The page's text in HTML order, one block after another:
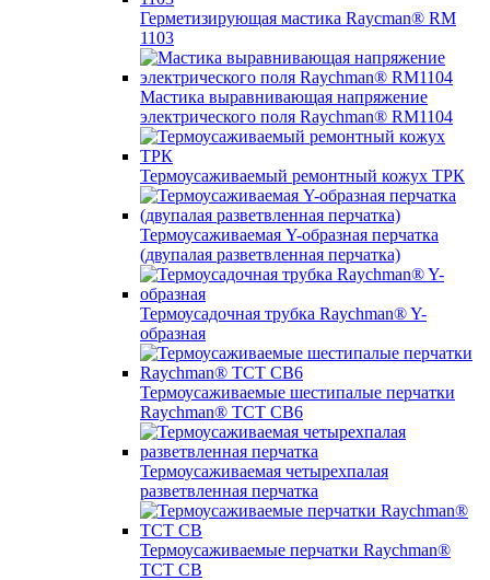
Герметизирующая мастика Raycman® RM
1103
Мастика выравнивающая напряжение
электрического поля Raychman® RM1104
Термоусаживаемый ремонтный кожух ТРК
Термоусаживаемая Y-образная перчатка
(двупалая разветвленная перчатка)
Термоусадочная трубка Raychman® Y-
образная
Термоусаживаемые шестипалые перчатки
Raychman® ТСТ СВ6
Термоусаживаемая четырехпалая
разветвленная перчатка
Термоусаживаемые перчатки Raychman®
TCT CB